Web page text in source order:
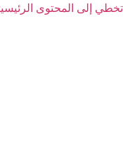
تخطي إلى المحتوى الرئيسي